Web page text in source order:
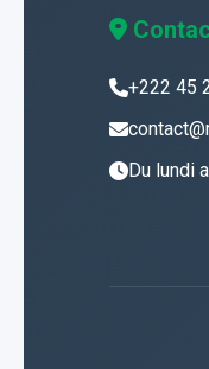
+222 45
Du lundi